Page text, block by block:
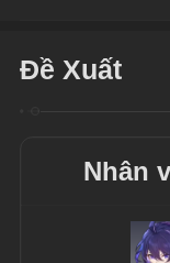
Đề Xuất
Nhân